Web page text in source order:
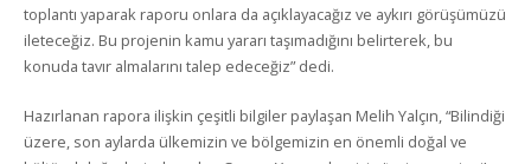
toplantı yaparak raporu onlara da açıklayacağız ve aykırı görüşümüzü
ileteceğiz. Bu projenin kamu yararı taşımadığını belirterek, bu
konuda tavır almalarını talep edeceğiz” dedi.
Hazırlanan rapora ilişkin çeşitli bilgiler paylaşan Melih Yalçın, “Bilindiği
üzere, son aylarda ülkemizin ve bölgemizin en önemli doğal ve